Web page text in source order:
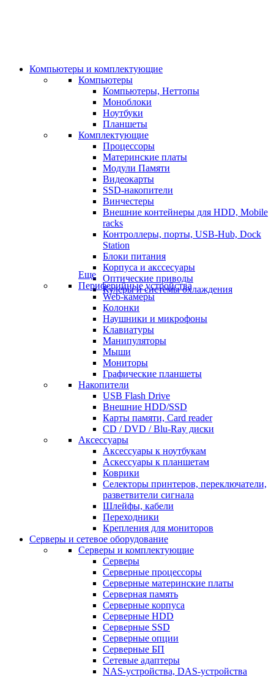
Компьютеры и комплектующие
Компьютеры
Компьютеры, Неттопы
Моноблоки
Ноутбуки
Планшеты
Комплектующие
Процессоры
Материнские платы
Модули Памяти
Видеокарты
SSD-накопители
Винчестеры
Внешние контейнеры для HDD, Mobile
racks
Контроллеры, порты, USB-Hub, Dock
Station
Блоки питания
Корпуса и акссесуары
Оптические приводы
Кулеры и системы охлаждения
Еще
Периферийные устройства
Web-камеры
Колонки
Наушники и микрофоны
Клавиатуры
Манипуляторы
Мыши
Мониторы
Графические планшеты
Накопители
USB Flash Drive
Внешние HDD/SSD
Карты памяти, Card reader
CD / DVD / Blu-Ray диски
Аксессуары
Аксессуары к ноутбукам
Аскессуары к планшетам
Коврики
Селекторы принтеров, переключатели,
разветвители сигнала
Шлейфы, кабели
Переходники
Крепления для мониторов
Серверы и сетевое оборудование
Серверы и комплектующие
Серверы
Серверные процессоры
Серверные материнские платы
Серверная память
Серверные корпуса
Серверные HDD
Серверные SSD
Серверные опции
Серверные БП
Сетевые адаптеры
NAS-устройства, DAS-устройства